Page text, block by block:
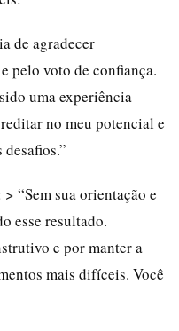
de agradecer
pelo voto de confiança.
uma experiência
no meu potencial e
> “Sem sua orientação e
esse resultado.
e por manter a
mais difíceis. Você